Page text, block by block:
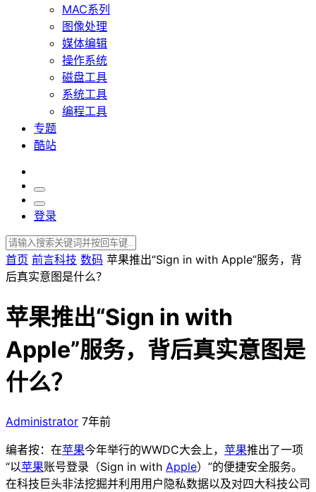
MAC系列
图像处理
媒体编辑
操作系统
磁盘工具
系统工具
编程工具
专题
酷站
登录
首页 前言科技 数码 苹果推出“Sign in with Apple”服务，背
后真实意图是什么？
苹果推出“Sign in with
Apple”服务，背后真实意图是
什么？
Administrator 7年前
编者按：在苹果今年举行的WWDC大会上， 苹果推出了一项
“以苹果账号登录（Sign in with Apple）”的便捷安全服务。
在科技巨头非法挖掘并利用用户隐私数据以及对四大科技公司